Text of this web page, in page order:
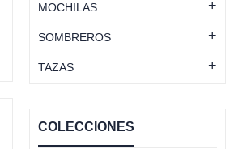
MOCHILAS
SOMBREROS
TAZAS
COLECCIONES